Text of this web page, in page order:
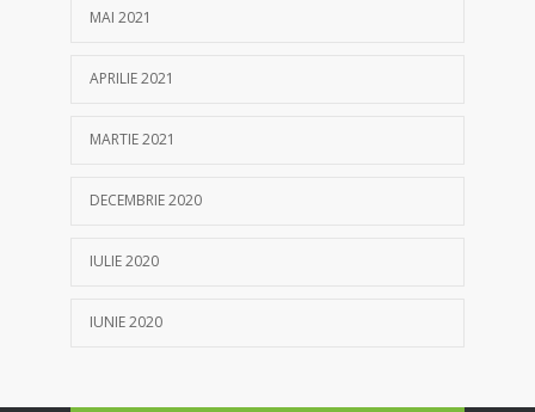
MAI 2021
APRILIE 2021
MARTIE 2021
DECEMBRIE 2020
IULIE 2020
IUNIE 2020